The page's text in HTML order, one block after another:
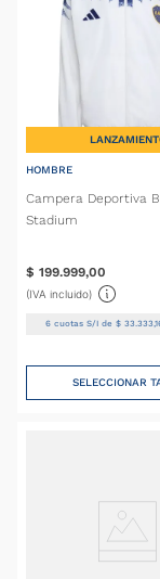
HOMBRE
Campera Deportiva
Stadium
$ 199.999,00
(IVA incluido)
6 cuotas S/I de$ 33 .333,
SELECCIONAR